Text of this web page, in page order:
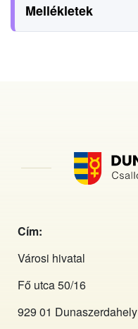
Mellékletek
Cím:
Városi hivatal
Fő utca 50/16
929 01 Dunaszerdahely